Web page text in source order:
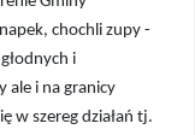
chochli zupy -
i
ale i na granicy
w szereg działań tj.